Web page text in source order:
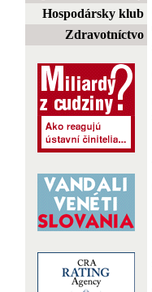
Hospodársky klub
Zdravotníctvo